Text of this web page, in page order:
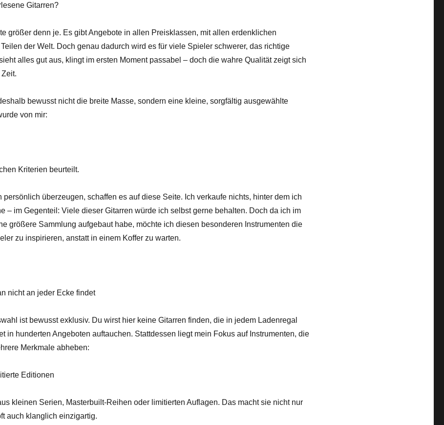
Gitarren?
größer denn je. Es gibt Angebote in allen Preisklassen, mit allen erdenklichen
der Welt. Doch genau dadurch wird es für viele Spieler schwerer, das richtige
alles gut aus, klingt im ersten Moment passabel – doch die wahre Qualität zeigt sich
bewusst nicht die breite Masse, sondern eine kleine, sorgfältig ausgewählte
von mir:
Kriterien beurteilt.
persönlich überzeugen, schaffen es auf diese Seite. Ich verkaufe nichts, hinter dem ich
– im Gegenteil: Viele dieser Gitarren würde ich selbst gerne behalten. Doch da ich im
größere Sammlung aufgebaut habe, möchte ich diesen besonderen Instrumenten die
zu inspirieren, anstatt in einem Koffer zu warten.
nicht an jeder Ecke findet
ist bewusst exklusiv. Du wirst hier keine Gitarren finden, die in jedem Ladenregal
in hunderten Angeboten auftauchen. Stattdessen liegt mein Fokus auf Instrumenten, die
Merkmale abheben:
Editionen
kleinen Serien, Masterbuilt-Reihen oder limitierten Auflagen. Das macht sie nicht nur
auch klanglich einzigartig.